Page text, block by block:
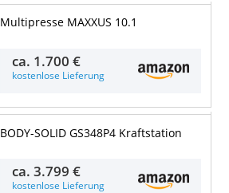
Multipresse MAXXUS 10.1
ca. 1.700 €
kostenlose Lieferung
BODY-SOLID GS348P4 Kraftstation
ca.3.799 €
kostenlose Lieferung